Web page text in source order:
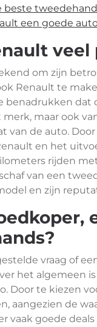
beste
een goede
veel
om zijn
Renault te
benadrukken dat
maar ook
van de auto.
en het
rijden
van een
en zijn
vraag of
het algemeen
Door te kiezen
aangezien de
vaak goede